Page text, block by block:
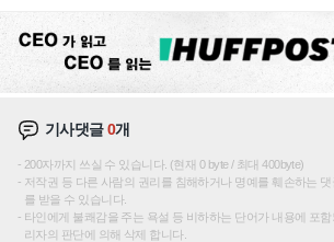
기사댓글0개
200자까지 쓰실 수 있습니다. (현재 0 byte / 최대 400byte)
저작권 등 다른 사람의 권리를 침해하거나 명예를 훼손하는
를 받을 수 있습니다.
타인에게 불쾌감을 주는 욕설 등 비하하는 단어가 내용에 포
리자의 판단에 의해 삭제 합니다.